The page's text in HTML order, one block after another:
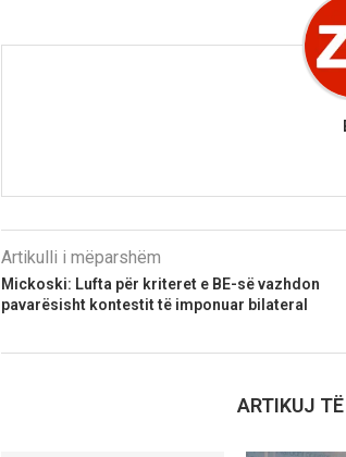
Artikulli i mëparshëm
Mickoski: Lufta për kriteret e BE-së vazhdon
pavarësisht kontestit të imponuar bilateral
ARTIKUJ